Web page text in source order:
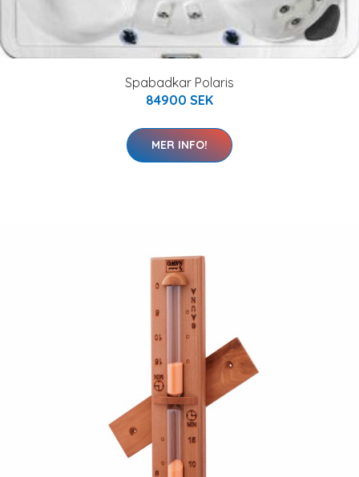
Spabadkar Polaris
84900 SEK
MER INFO!